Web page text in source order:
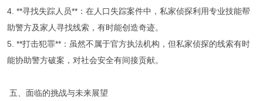
4. **寻找失踪人员**：在人口失踪案件中，私家侦探利用专业技能帮
助警方及家人寻找线索，有时能创造奇迹。
5. **打击犯罪**：虽然不属于官方执法机构，但私家侦探的线索有时
能协助警方破案，对社会安全有间接贡献。
五、面临的挑战与未来展望